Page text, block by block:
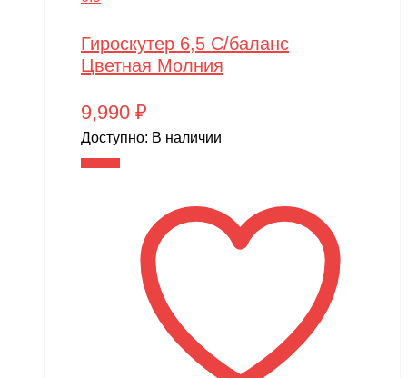
Гироскутер 6,5 С/баланс
Цветная Молния
9,990 ₽
Доступно: В наличии